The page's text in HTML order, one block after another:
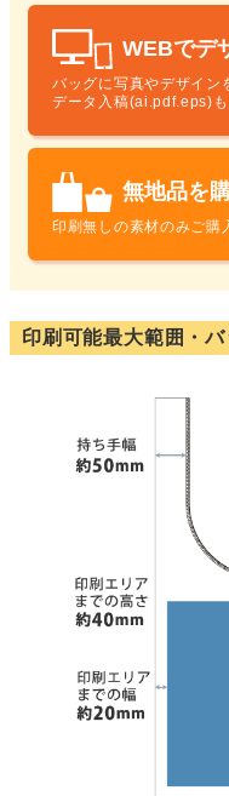
WEBでデ
バッグに写真やデザイン
データ入稿(ai.pdf.eps)
無地品を
印刷無しの素材のみご購
印刷可能最大範囲・